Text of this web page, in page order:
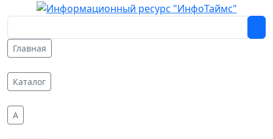
Главная
Каталог
A